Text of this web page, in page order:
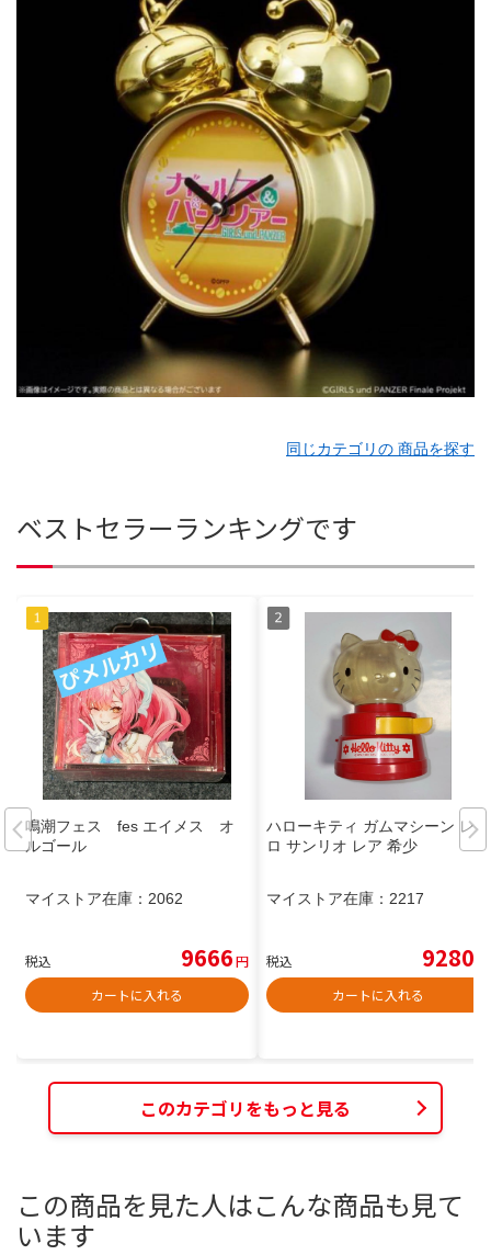
同じカテゴリの 商品を探す
ベストセラーランキングです
鳴潮フェス fes エイメス オ
ルゴール
マイストア在庫： 2062
税込 9666円
カートに入れる
ハローキティ ガムマシーン レト
ロ サンリオ レア 希少
マイストア在庫： 2217
税込 9280
カートに入れる
このカテゴリをもっと見る
この商品を見た人はこんな商品も見て
います